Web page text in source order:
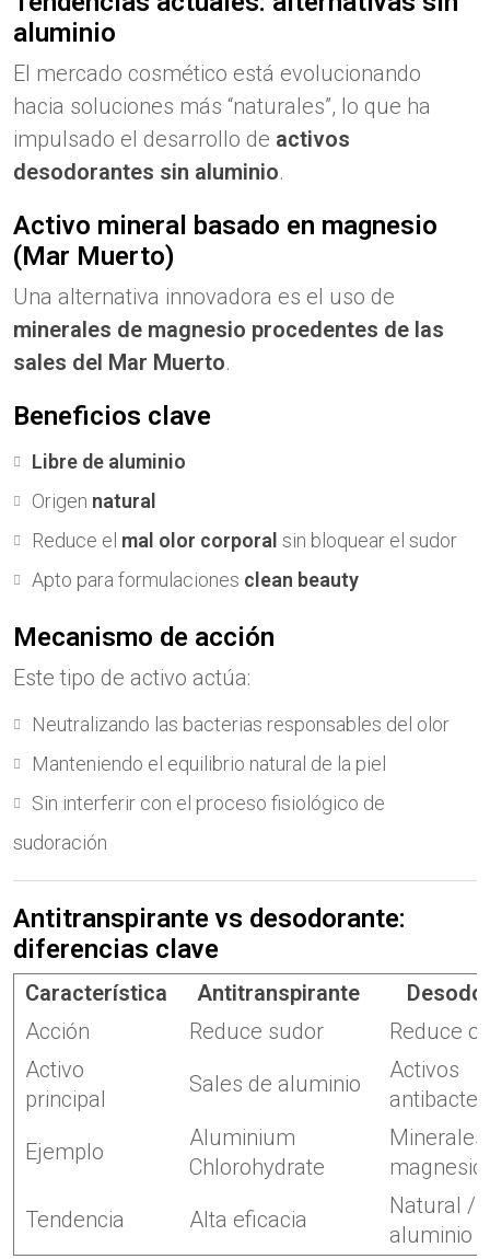
aluminio
El mercado cosmético está evolucionando
hacia soluciones más “naturales”, lo que ha
impulsado el desarrollo de activos
desodorantes sin aluminio.
Activo mineral basado en magnesio
(Mar Muerto)
Una alternativa innovadora es el uso de
minerales de magnesio procedentes de las
sales del Mar Muerto.
Beneficios clave
Libre de aluminio
Origen natural
Reduce el mal olor corporal sin bloquear el sudor
Apto para formulaciones clean beauty
Mecanismo de acción
Este tipo de activo actúa:
Neutralizando las bacterias responsables del olor
Manteniendo el equilibrio natural de la piel
Sin interferir con el proceso fisiológico de
sudoración
Antitranspirante vs desodorante:
diferencias clave
Característica Antitranspirante
Acción
Reduce sudor
Reduce
Activo
principal
Sales de aluminio
Activos
Ejemplo
Aluminium
Chlorohydrate
Minerales
magnesio
Tendencia
Alta eficacia
Natural /
aluminio